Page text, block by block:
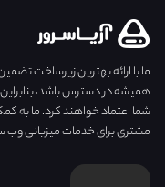
ما با ارائه بهترین زیرساخت
همیشه در دسترس باشد،
مشتری برای خدمات میزبانی وب